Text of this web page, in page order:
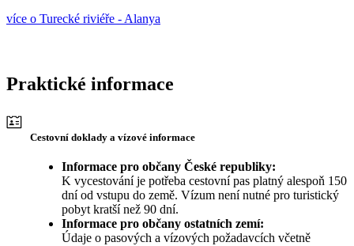
více o Turecké riviéře - Alanya
Praktické informace
Cestovní doklady a vízové informace
Informace pro občany České republiky:
K vycestování je potřeba cestovní pas platný alespoň 150
dní od vstupu do země. Vízum není nutné pro turistický
pobyt kratší než 90 dní.
Informace pro občany ostatních zemí:
Údaje o pasových a vízových požadavcích včetně